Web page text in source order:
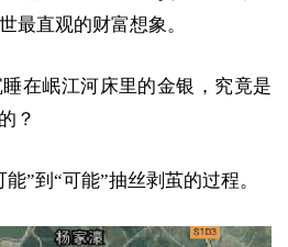
最直观的财富想象。
在岷江河床里的金银，究竟是
？
”到“可能”抽丝剥茧的过程。